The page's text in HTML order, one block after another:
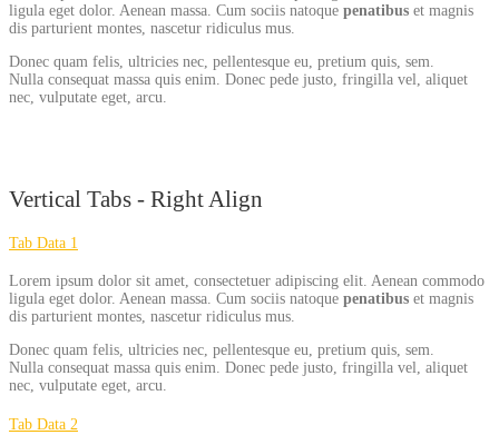
ligula eget dolor. Aenean massa. Cum sociis natoque penatibus et magnis
dis parturient montes, nascetur ridiculus mus.
Donec quam felis, ultricies nec, pellentesque eu, pretium quis, sem.
Nulla consequat massa quis enim. Donec pede justo, fringilla vel, aliquet
nec, vulputate eget, arcu.
Vertical Tabs - Right Align
Tab Data 1
Lorem ipsum dolor sit amet, consectetuer adipiscing elit. Aenean commodo
ligula eget dolor. Aenean massa. Cum sociis natoque penatibus et magnis
dis parturient montes, nascetur ridiculus mus.
Donec quam felis, ultricies nec, pellentesque eu, pretium quis, sem.
Nulla consequat massa quis enim. Donec pede justo, fringilla vel, aliquet
nec, vulputate eget, arcu.
Tab Data 2